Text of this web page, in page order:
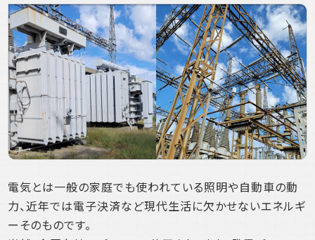
電気とは一般の家庭でも使われている照明や自動車の動
力、近年では電子決済など現代生活に欠かせないエネルギ
ーそのものです。